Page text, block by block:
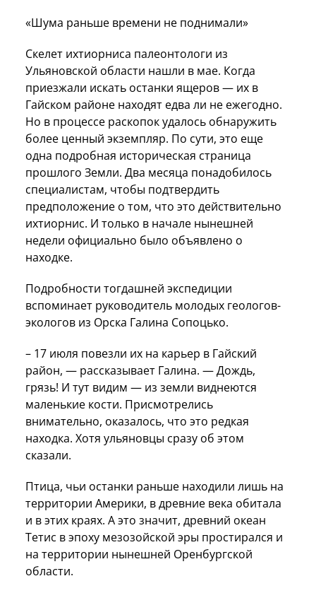
«Шума раньше времени не поднимали»
Скелет ихтиорниса палеонтологи из
Ульяновской области нашли в мае. Когда
приезжали искать останки ящеров — их в
Гайском районе находят едва ли не ежегодно.
Но в процессе раскопок удалось обнаружить
более ценный экземпляр. По сути, это еще
одна подробная историческая страница
прошлого Земли. Два месяца понадобилось
специалистам, чтобы подтвердить
предположение о том, что это действительно
ихтиорнис. И только в начале нынешней
недели официально было объявлено о
находке.
Подробности тогдашней экспедиции
вспоминает руководитель молодых геологов-
экологов из Орска Галина Сопоцько.
– 17 июля повезли их на карьер в Гайский
район, — рассказывает Галина. — Дождь,
грязь! И тут видим — из земли виднеются
маленькие кости. Присмотрелись
внимательно, оказалось, что это редкая
находка. Хотя ульяновцы сразу об этом
сказали.
Птица, чьи останки раньше находили лишь на
территории Америки, в древние века обитала
и в этих краях. А это значит, древний океан
Тетис в эпоху мезозойской эры простирался и
на территории нынешней Оренбургской
области.